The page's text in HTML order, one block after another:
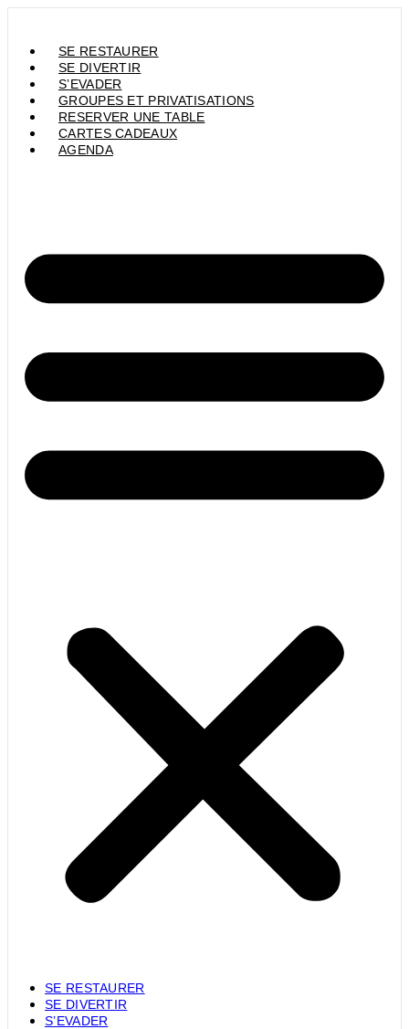
contenu
SE RESTAURER
SE DIVERTIR
S’EVADER
GROUPES ET PRIVATISATIONS
RESERVER UNE TABLE
CARTES CADEAUX
AGENDA
SE RESTAURER
SE DIVERTIR
S’EVADER